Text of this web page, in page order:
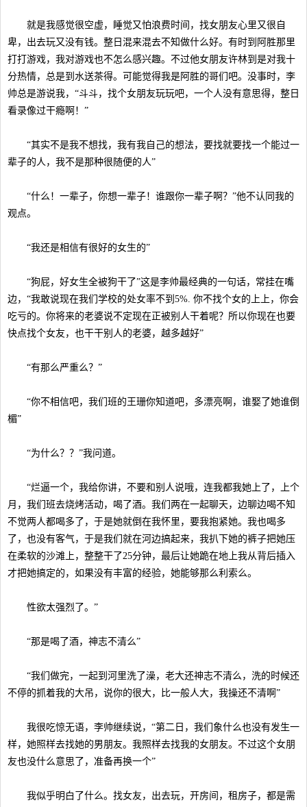
就是我感觉很空虚，睡觉又怕浪费时间，找女朋友心里又很自
卑，出去玩又没有钱。整日混来混去不知做什么好。有时到阿胜那里
打打游戏，我对游戏也不怎么感兴趣。不过他女朋友许林到是对我十
分热情，总是到水送茶得。可能觉得我是阿胜的哥们吧。没事时，李
帅总是游说我，“斗斗，找个女朋友玩玩吧，一个人没有意思得，整日
看录像过干瘾啊！”
“其实不是我不想找，我有我自己的想法，要找就要找一个能过一
辈子的人，我不是那种很随便的人”
“什么！一辈子，你想一辈子！谁跟你一辈子啊？”他不认同我的
观点。
“我还是相信有很好的女生的”
“狗屁，好女生全被狗干了”这是李帅最经典的一句话，常挂在嘴
边，“我敢说现在我们学校的处女率不到5%. 你不找个女的上上，你会
吃亏的。你将来的老婆说不定现在正被别人干着呢？所以你现在也要
快点找个女友，也干干别人的老婆，越多越好”
“有那么严重么？”
“你不相信吧，我们班的王珊你知道吧，多漂亮啊，谁娶了她谁倒
楣”
“为什么？？”我问道。
“烂逼一个，我给你讲，不要和别人说哦，连我都我她上了，上个
月，我们班去烧烤活动，喝了酒。我们两在一起聊天，边聊边喝不知
不觉两人都喝多了，于是她就倒在我怀里，要我抱紧她。我也喝多
了，也没有客气，于是我们就在河边搞起来，我扒下她的裤子把她压
在柔软的沙滩上，整整干了25分钟，最后让她跪在地上我从背后插入
才把她搞定的，如果没有丰富的经验，她能够那么利索么。
性欲太强烈了。”
“那是喝了酒，神志不清么”
“我们做完，一起到河里洗了澡，老大还神志不清么，洗的时候还
不停的抓着我的大吊，说你的很大，比一般人大，我操还不清啊”
我很吃惊无语，李帅继续说，“第二日，我们象什么也没有发生一
样，她照样去找她的男朋友。我照样去找我的女朋友。不过这个女朋
友也没什么意思了，准备再换一个”
我似乎明白了什么。找女友，出去玩，开房间，租房子，都是需